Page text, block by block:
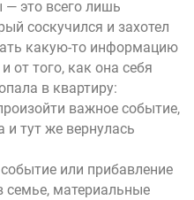
— это всего лишь
соскучился и захотел
какую-то информацию
от того, как она себя
в квартиру:
важное событие,
и тут же вернулась
или прибавление
семье, материальные